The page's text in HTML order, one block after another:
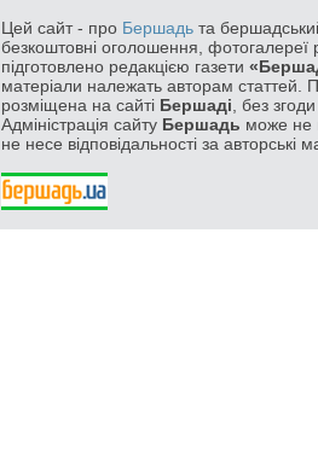
Цей сайт - про Бершадь та
безкоштовні оголошення, фотогалереї
підготовлено редакцією газети
матеріали належать авторам статтей.
розміщена на сайті Бершаді , без
Адміністрація сайту Бершадь може не
не несе відповідальності за авторські